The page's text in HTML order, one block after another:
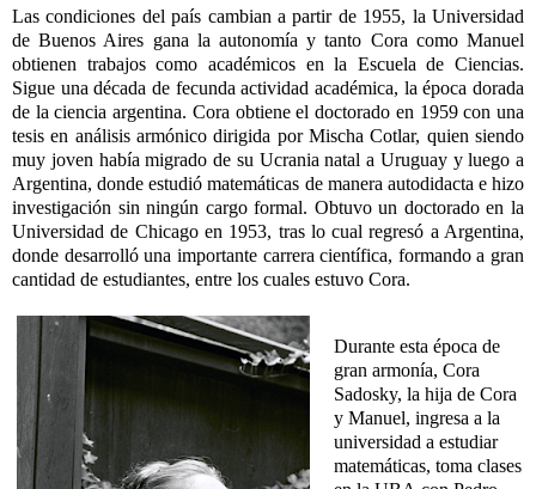
Las condiciones del país cambian a partir de 1955, la Universidad
de Buenos Aires gana la autonomía y tanto Cora como Manuel
obtienen trabajos como académicos en la Escuela de Ciencias.
Sigue una década de fecunda actividad académica, la época dorada
de laciencia argentina. Cora obtiene el doctorado en 1959con una
tesis en análisis armónico dirigida por Mischa Cotlar, quien siendo
muy joven había migrado de su Ucrania natal a Uruguay y luego a
Argentina, donde estudió matemáticas de manera autodidacta e hizo
investigación sin ningún cargo formal. Obtuvo un doctorado en la
Universidad de Chicago en 1953, tras lo cual regresó a Argentina,
donde desarrolló una importante carrera científica, formando a gran
cantidad de estudiantes, entre los cuales estuvo Cora.
Durante esta época de
gran armonía, Cora
Sadosky, la hija de Cora
y Manuel, ingresa a la
universidad a estudiar
matemáticas, toma clases